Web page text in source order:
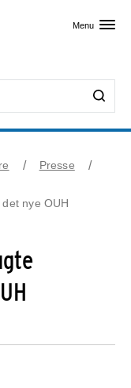
Menu
Presse
nye OUH